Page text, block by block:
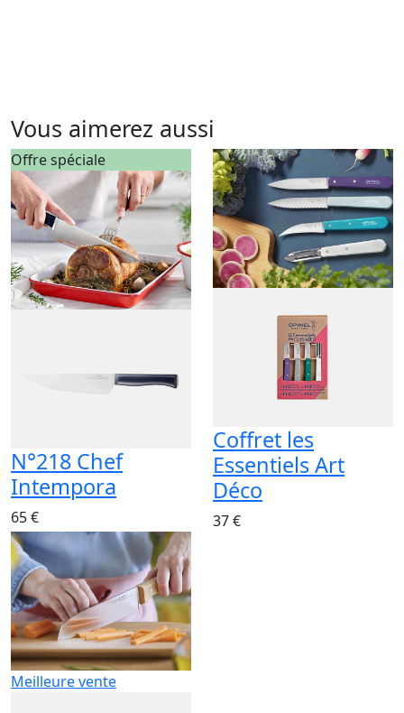
Vous aimerez aussi
Offre spéciale
N°218 Chef
Intempora
65 €
Coffret les
Essentiels Art
Déco
37 €
Meilleure vente